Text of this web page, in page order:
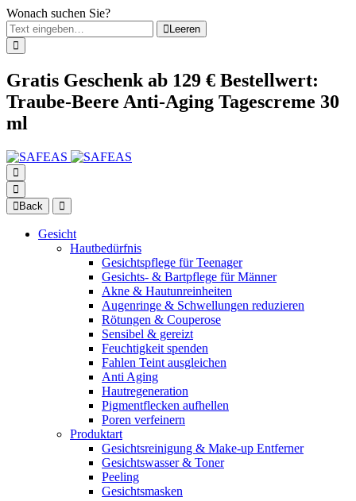
Wonach suchen Sie?
Leeren
Gratis Geschenk ab 129 € Bestellwert:
Traube-Beere Anti-Aging Tagescreme 30
ml
Back
Gesicht
Hautbedürfnis
Gesichtspflege für Teenager
Gesichts- & Bartpflege für Männer
Akne & Hautunreinheiten
Augenringe & Schwellungen reduzieren
Rötungen & Couperose
Sensibel & gereizt
Feuchtigkeit spenden
Fahlen Teint ausgleichen
Anti Aging
Hautregeneration
Pigmentflecken aufhellen
Poren verfeinern
Produktart
Gesichtsreinigung & Make-up Entferner
Gesichtswasser & Toner
Peeling
Gesichtsmasken